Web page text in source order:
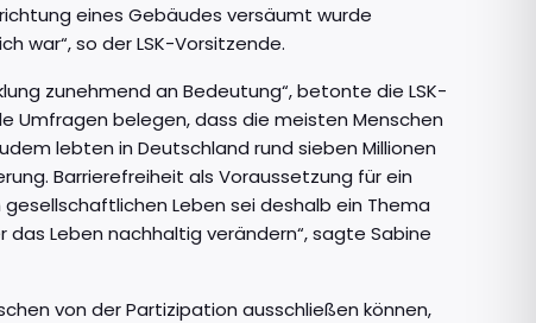
eines Gebäudes versäumt wurde
war“, so der LSK-Vorsitzende.
zunehmend an Bedeutung“, betonte die LSK-
Umfragen belegen, dass die meisten Menschen
lebten in Deutschland rund sieben Millionen
Barrierefreiheit als Voraussetzung für ein
Leben sei deshalb ein Thema
das Leben nachhaltig verändern“, sagte Sabine
von der Partizipation ausschließen können,